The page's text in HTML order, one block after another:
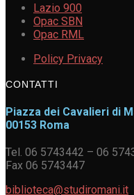
Lazio 900
Opac SBN
Opac RML
Policy Privacy
CONTATTI
Piazza dei Cavalieri di
00153 Roma
Tel. 06 5743442 – 06
Fax 06 5743447
biblioteca@studiromani.it